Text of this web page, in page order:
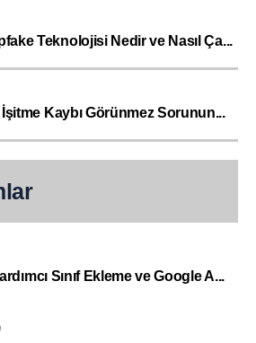
Teknolojisi Nedir ve Nasıl Ça...
Kaybı Görünmez Sorunun...
Sınıf Ekleme ve Google A...